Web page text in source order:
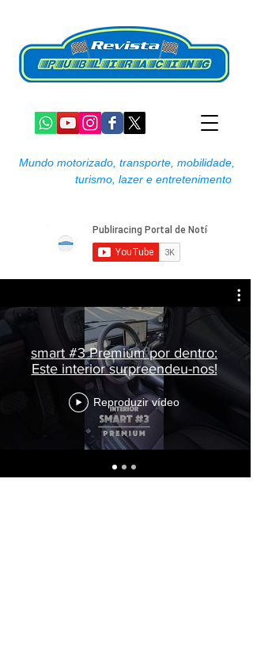
Mundo motorizado, transporte, mobilidade,
turismo, lazer e entretenimento
smart #3 Premium por dentro:
Este interior surpreendeu-nos!
Reproduzir vídeo